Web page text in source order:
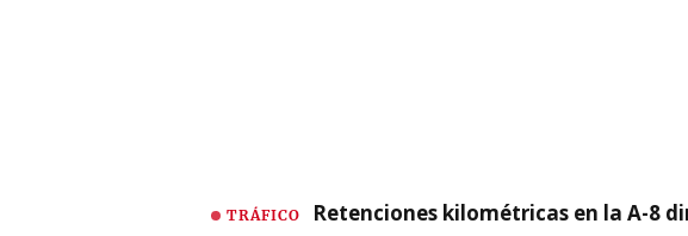
TRÁFICO Retenciones kilométricas en la A-8